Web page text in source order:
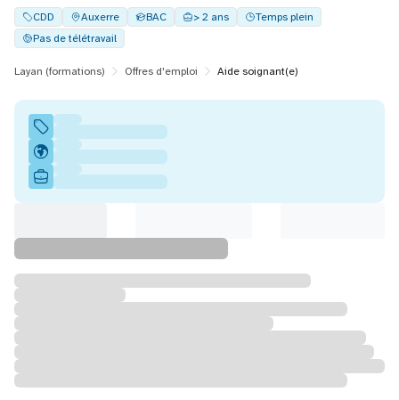
CDD Auxerre BAC > 2 ans
Temps plein
Pas de télétravail
Layan (formations) Offres d'emploi Aide soignant(e)